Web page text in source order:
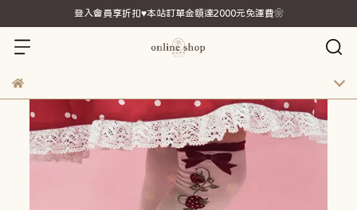
登入會員享折扣♥本站訂單金額達2000元免運費❀